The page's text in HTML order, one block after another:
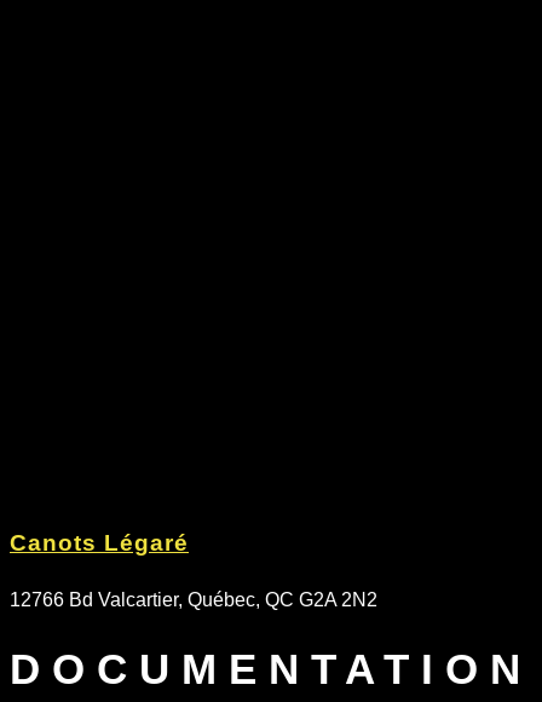
Canots Légaré
12766 Bd Valcartier, Québec, QC G2A 2N2
DOCUMENTATION